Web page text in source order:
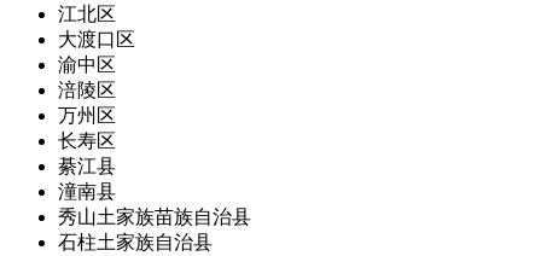
江北区
大渡口区
渝中区
涪陵区
万州区
长寿区
綦江县
潼南县
秀山土家族苗族自治县
石柱土家族自治县